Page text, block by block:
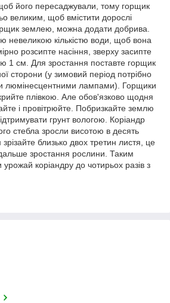
його пересаджували, тому горщик
великим, щоб вмістити дорослі
землею, можна додати добрива.
невеликою кількістю води, щоб вона
розсипте насіння, зверху засипте
1 см. Для зростання поставте горщик
сторони (у зимовий період потрібно
люмінесцентними лампами). Горщики
плівкою. Але обов'язково щодня
і провітрюйте. Побризкайте землю
грунт вологою. Коріандр
стебла зросли висотою в десять
близько двох третин листя, це
зростання рослини. Таким
коріандру до чотирьох разів з